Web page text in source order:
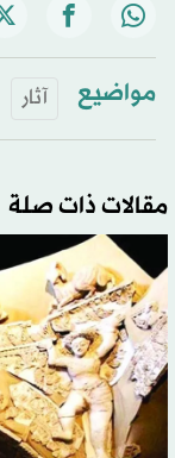
مواضيع آثار
مقالات ذات صلة